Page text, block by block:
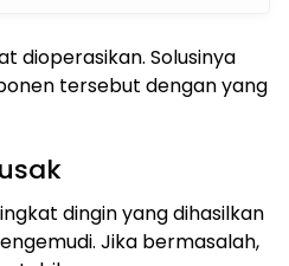
dioperasikan. Solusinya
tersebut dengan yang
dingin yang dihasilkan
Jika bermasalah,